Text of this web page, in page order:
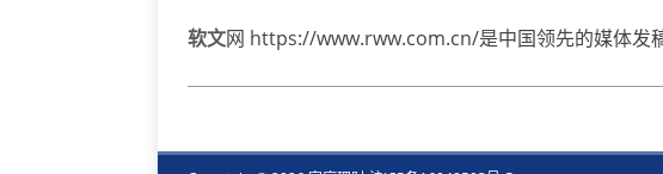
软文网 https://www.rww.com.cn/是中国领先的媒体发